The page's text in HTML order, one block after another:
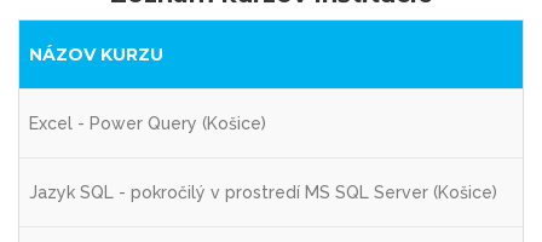
NÁZOV KURZU
Excel - Power Query (Košice)
Jazyk SQL - pokročilý v prostredí MS SQL Server (Košice)